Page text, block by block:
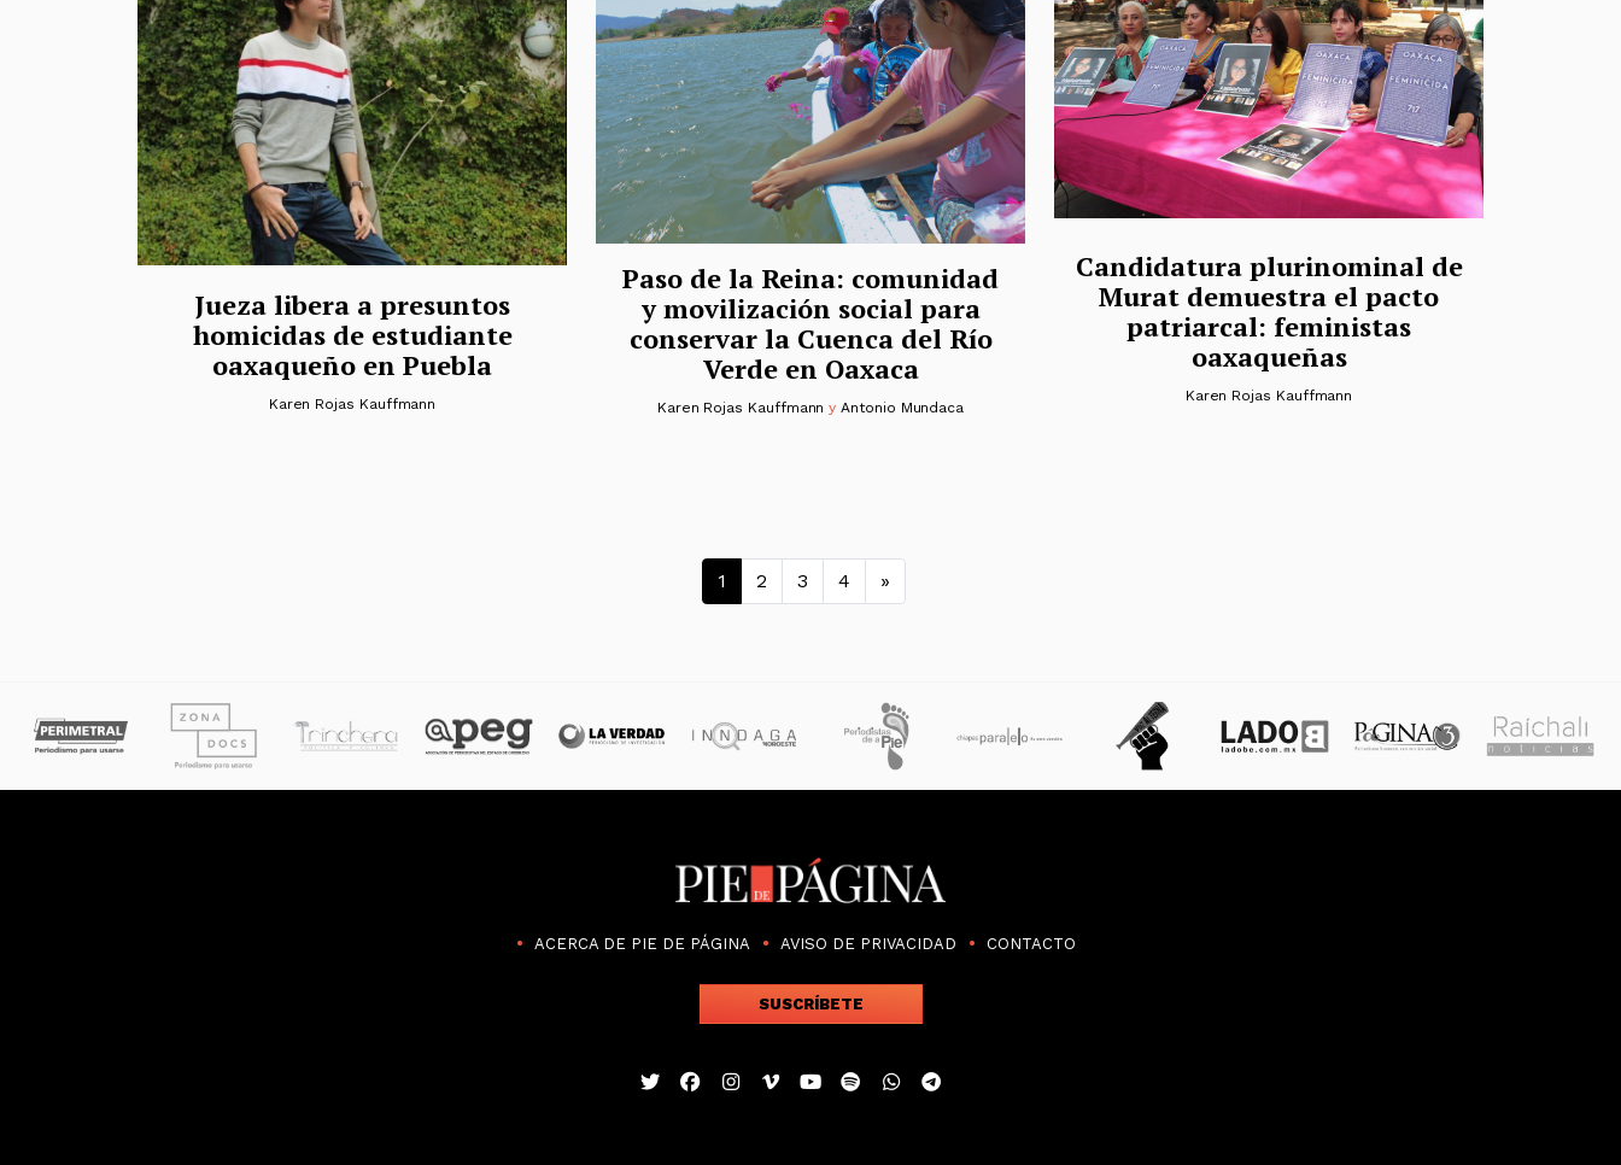
Jueza libera a presuntos
homicidas de estudiante
oaxaqueño en Puebla
Karen Rojas Kauffmann
Paso de la Reina: comunidad
y movilización social para
conservar la Cuenca del Río
Verde en Oaxaca
Karen Rojas Kauffmann yAntonio Mundaca
Candidatura plurinominal de
Murat demuestra el pacto
patriarcal: feministas
oaxaqueñas
Karen Rojas Kauffmann
Navegación de entradas
1 2 3 4 »
ACERCA DE PIE DE PÁGINA AVISO DE PRIVACIDAD CONTACTO
SUSCRÍBETE